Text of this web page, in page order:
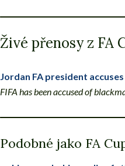
Živé přenosy z FA
Jordan FA president
FIFA has been accused of
Podobné jako FA